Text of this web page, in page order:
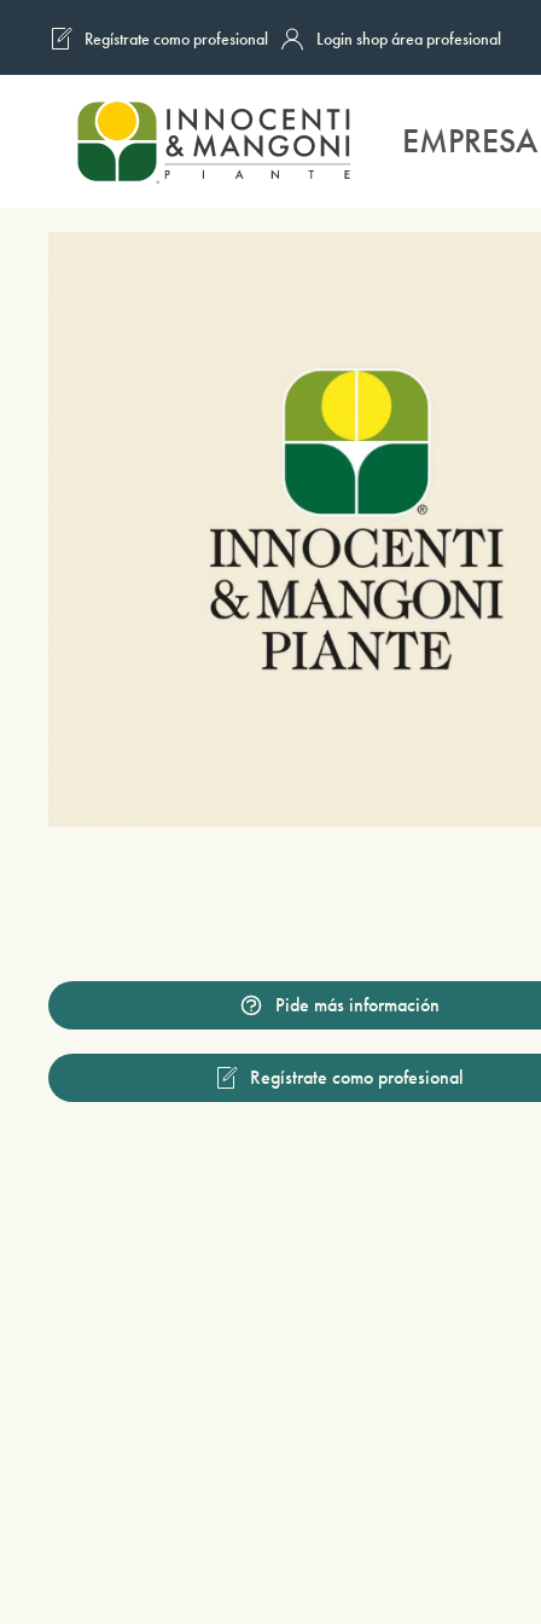
Skip to main content
Regístrate como profesional Login shop área profesional
EMPRESA
Pide más información
Regístrate como profesional